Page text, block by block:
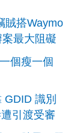
賊搭Waymo
最大阻礙
個瘦一個
GDID 識別
引渡受審